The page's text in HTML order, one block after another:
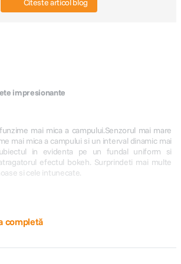
Citeste articol blog
impresionante
mai mica a campului.Senzorul mai mare
mai mica a campului si un interval dinamic mai
in evidenta pe un fundal uniform si
efectul bokeh. Surprindeti mai multe
si cele intunecate.
completă